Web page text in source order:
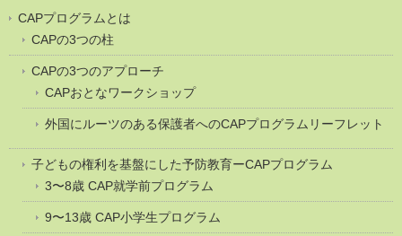
CAPプログラムとは
CAPの3つの柱
CAPの3つのアプローチ
CAPおとなワークショップ
外国にルーツのある保護者へのCAPプログラムリーフレット
子どもの権利を基盤にした予防教育ーCAPプログラム
3〜8歳 CAP就学前プログラム
9〜13歳 CAP小学生プログラム